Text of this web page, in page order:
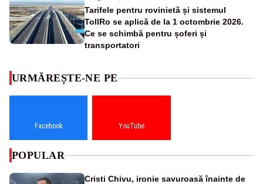
Tarifele pentru rovinietă și sistemul
TollRo se aplică de la 1 octombrie 2026.
Ce se schimbă pentru șoferi și
transportatori
URMĂREȘTE-NE PE
Facebook YouTube
POPULAR
Cristi Chivu, ironie savuroasă înainte de